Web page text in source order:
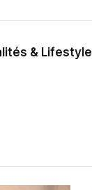
& Lifestyle